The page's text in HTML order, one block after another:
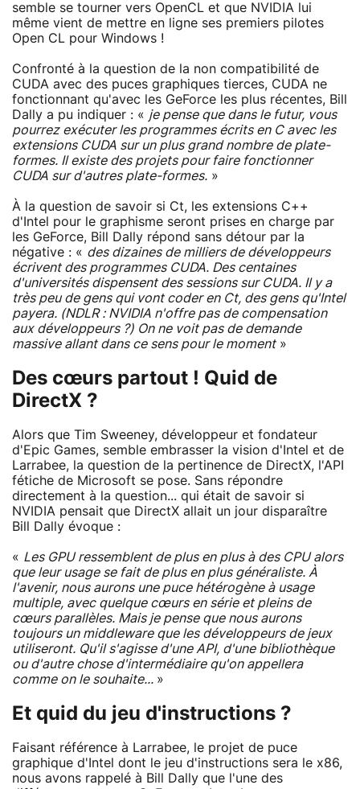
semble se tourner vers OpenCL et que NVIDIA lui
même vient de mettre en ligne ses premiers pilotes
Open CL pour Windows !
Confronté à la question de la non compatibilité de
CUDA avec des puces graphiques tierces, CUDA ne
fonctionnant qu'avec les GeForce les plus récentes, Bill
Dally a pu indiquer : « je pense que dans le futur, vous
pourrez exécuter les programmes écrits en C avec les
extensions CUDA sur un plus grand nombre de plate-
formes. Il existe des projets pour faire fonctionner
CUDA sur d'autres plate-formes. »
À la question de savoir si Ct, les extensions C++
d'Intel pour le graphisme seront prises en charge par
les GeForce, Bill Dally répond sans détour par la
négative : « des dizaines de milliers de développeurs
écrivent des programmes CUDA. Des centaines
d'universités dispensent des sessions sur CUDA. Il y a
très peu de gens qui vont coder en Ct, des gens qu'Intel
payera. (NDLR : NVIDIA n'offre pas de compensation
aux développeurs ?) On ne voit pas de demande
massive allant dans ce sens pour le moment»
Des cœurs partout ! Quid de
DirectX ?
Alors que Tim Sweeney, développeur et fondateur
d'Epic Games, semble embrasser la vision d'Intel et de
Larrabee, la question de la pertinence de DirectX, l'API
fétiche de Microsoft se pose. Sans répondre
directement à la question... qui était de savoir si
NVIDIA pensait que DirectX allait un jour disparaître
Bill Dally évoque :
« Les GPU ressemblent de plus en plus à des CPU alors
que leur usage se fait de plus en plus généraliste. À
l'avenir, nous aurons une puce hétérogène à usage
multiple, avec quelque cœurs en série et pleins de
cœurs parallèles. Mais je pense que nous aurons
toujours un middlewareque les développeurs de jeux
utiliseront. Qu'il s'agisse d'une API, d'une bibliothèque
ou d'autre chose d'intermédiaire qu'on appellera
comme on le souhaite... »
Et quid du jeu d'instructions ?
Faisant référence à Larrabee, le projet de puce
graphique d'Intel dont le jeu d'instructions sera le x86,
nous avons rappelé à Bill Dally que l'une des